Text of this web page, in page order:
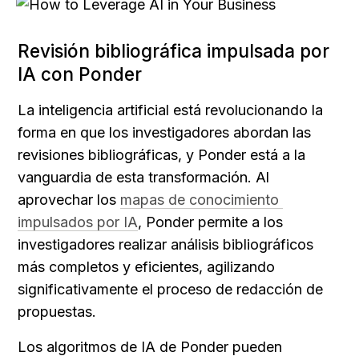
Revisión bibliográfica impulsada por
IA con Ponder
La inteligencia artificial está revolucionando la
forma en que los investigadores abordan las
revisiones bibliográficas, y Ponder está a la
vanguardia de esta transformación. Al
aprovechar los mapas de conocimiento
impulsados por IA, Ponder permite a los
investigadores realizar análisis bibliográficos
más completos y eficientes, agilizando
significativamente el proceso de redacción de
propuestas.
Los algoritmos de IA de Ponder pueden